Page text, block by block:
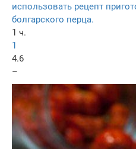
использовать рецепт
болгарского перца.
1 ч.
1
4.6
–